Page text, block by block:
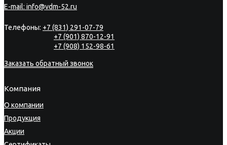
E-mail: info@vdm-52.ru
Телефоны: +7 (831) 291-07-79
+7 (901) 870-12-91
+7 (908) 152-98-61
Заказать обратный звонок
Компания
О компании
Продукция
Акции